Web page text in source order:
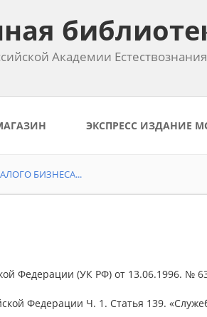
Академии Естествознания
ЭКСПРЕСС ИЗДАНИЕ
БИЗНЕСА...
Федерации (УК РФ) от 13.06.1996.
Федерации Ч. 1. Статья 139.